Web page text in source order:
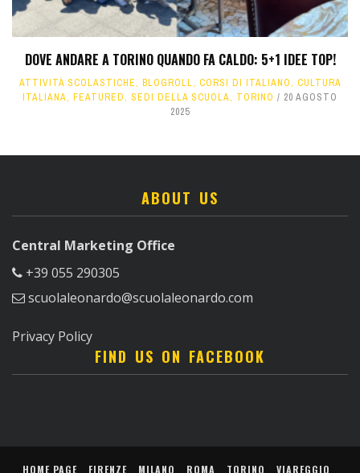
DOVE ANDARE A TORINO QUANDO FA CALDO: 5+1 IDEE TOP!
ATTIVITÀ SCOLASTICHE, BLOGROLL, CORSI DI ITALIANO, CULTURA
ITALIANA, FEATURED, SEDI DELLA SCUOLA, TORINO
20 AGOSTO
2025
ABOUT US
Central Marketing Office
+39 055 290305
scuolaleonardo@scuolaleonardo.com
Privacy Policy
FIND US ON FACEBOOK
HOME PAGE FIRENZE MILANO ROMA TORINO VIAREGGIO